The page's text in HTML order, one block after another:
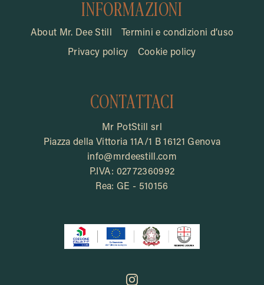
INFORMAZIONI
About Mr. Dee Still Termini e condizioni d’uso
Privacy policy Cookie policy
CONTATTACI
Mr PotStill srl
Piazza della Vittoria 11A/1 B 16121 Genova
info@mrdeestill.com
P.IVA: 02772360992
Rea: GE - 510156